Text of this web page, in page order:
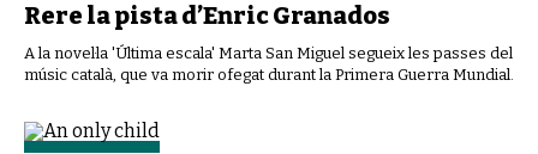
Rere la pista d’Enric Granados
A la novel·la 'Última escala' Marta San Miguel segueix les passes del
músic català, que va morir ofegat durant la Primera Guerra Mundial.